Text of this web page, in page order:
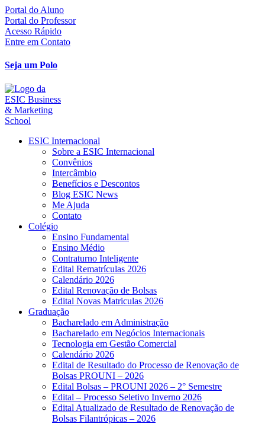
Ir
para
o
conteúdo
Portal do Aluno
Portal do Professor
Acesso Rápido
Entre em Contato
Seja um Polo
ESIC Internacional
Sobre a ESIC Internacional
Convênios
Intercâmbio
Benefícios e Descontos
Blog ESIC News
Me Ajuda
Contato
Colégio
Ensino Fundamental
Ensino Médio
Contraturno Inteligente
Edital Rematrículas 2026
Calendário 2026
Edital Renovação de Bolsas
Edital Novas Matriculas 2026
Graduação
Bacharelado em Administração
Bacharelado em Negócios Internacionais
Tecnologia em Gestão Comercial
Calendário 2026
Edital de Resultado do Processo de Renovação de
Bolsas PROUNI – 2026
Edital Bolsas – PROUNI 2026 – 2° Semestre
Edital – Processo Seletivo Inverno 2026
Edital Atualizado de Resultado de Renovação de
Bolsas Filantrópicas – 2026